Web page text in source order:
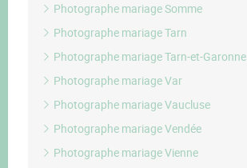
Photographe mariage Somme
Photographe mariage Tarn
Photographe mariage Tarn-et-Garonne
Photographe mariage Var
Photographe mariage Vaucluse
Photographe mariage Vendée
Photographe mariage Vienne